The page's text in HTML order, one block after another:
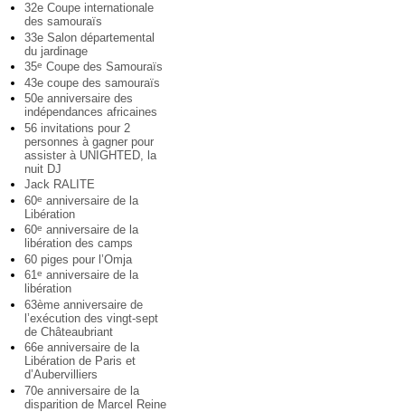
32e Coupe internationale
des samouraïs
33e Salon départemental
du jardinage
35e Coupe des Samouraïs
43e coupe des samouraïs
50e anniversaire des
indépendances africaines
56 invitations pour 2
personnes à gagner pour
assister à UNIGHTED, la
nuit DJ
Jack RALITE
60e anniversaire de la
Libération
60e anniversaire de la
libération des camps
60 piges pour l’Omja
61e anniversaire de la
libération
63ème anniversaire de
l’exécution des vingt-sept
de Châteaubriant
66e anniversaire de la
Libération de Paris et
d’Aubervilliers
70e anniversaire de la
disparition de Marcel Reine